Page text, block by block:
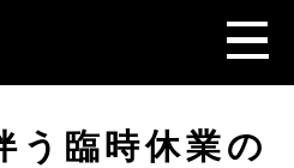
う臨時休業の